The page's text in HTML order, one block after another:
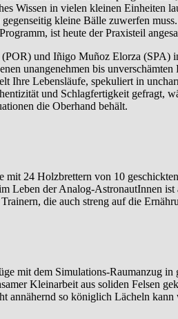
Wissen in vielen kleinen Einheiten
kleine Bälle zuwerfen
ist heute der Praxisteil
und Iñigo Muñoz Elorza (SPA)
unangenehmen bis
Lebensläufe, spekuliert in
und Schlagfertigkeit gefragt,
die Oberhand behält.
24 Holzbrettern von 10
Leben der Analog-AstronautInnen
die auch streng auf die
mit dem Simulations-Raumanzug in
Kleinarbeit aus soliden Felsen
annähernd so königlich Lächeln